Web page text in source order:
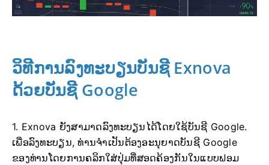
ວິທີການລົງທະບຽນບັນຊີ Exnova
ດ້ວຍບັນຊີ Google
1. Exnova ຍັງສາມາດລົງທະບຽນໄດ້ໂດຍໃຊ້ບັນຊີ Google.
ເພື່ອລົງທະບຽນ, ທ່ານຈໍາເປັນຕ້ອງອະນຸຍາດບັນຊີ Google
ຂອງທ່ານໂດຍການຄລິກໃສ່ປຸ່ມທີ່ສອດຄ້ອງກັນໃນແບບຟອມ